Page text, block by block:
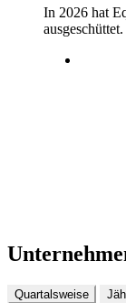
In 2026 hat
ausgeschüttet.
Quartalsweise